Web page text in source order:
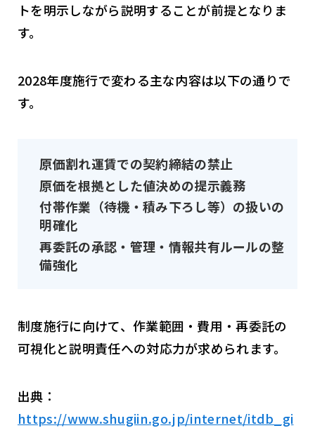
トを明示しながら説明することが前提となりま
す。
2028年度施行で変わる主な内容は以下の通りで
す。
原価割れ運賃での契約締結の禁止
原価を根拠とした値決めの提示義務
付帯作業（待機・積み下ろし等）の扱いの
明確化
再委託の承認・管理・情報共有ルールの整
備強化
制度施行に向けて、作業範囲・費用・再委託の
可視化と説明責任への対応力が求められます。
出典：
https://www.shugiin.go.jp/internet/itdb_gi